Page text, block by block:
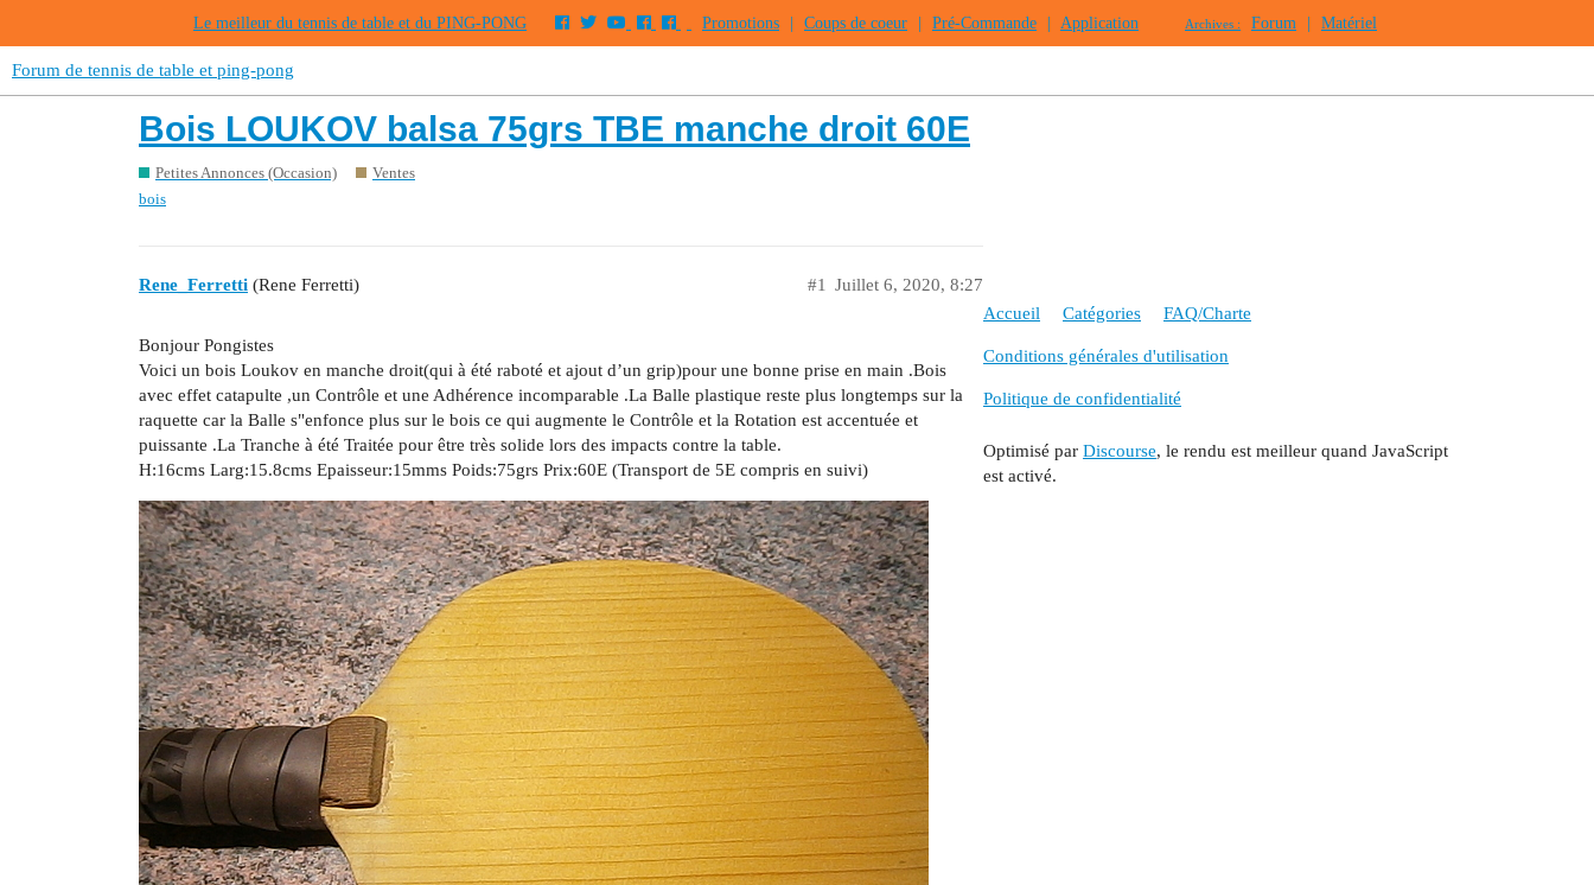
Le meilleur du tennis de table et du PING-PONG Promotions Coups de coeur Pré-Commande Application Archives : Forum Matériel
Forum de tennis de table et ping-pong
Bois LOUKOV balsa 75grs TBE manche droit 60E
Petites Annonces (Occasion)
Ventes
bois
Rene_Ferretti (Rene Ferretti) Juillet 6, 2020, 8:27
#1
Bonjour Pongistes
Voici un bois Loukov en manche droit(qui à été raboté et ajout d’un grip)pour une bonne prise en main .Bois
avec effet catapulte ,un Contrôle et une Adhérence incomparable .La Balle plastique reste plus longtemps sur la
raquette car la Balle s"enfonce plus sur le bois ce qui augmente le Contrôle et la Rotation est accentuée et
puissante .La Tranche à été Traitée pour être très solide lors des impacts contre la table.
H:16cms Larg:15.8cms Epaisseur:15mms Poids:75grs Prix:60E (Transport de 5E compris en suivi)
Accueil Catégories FAQ/Charte
Conditions générales d'utilisation
Politique de confidentialité
Optimisé par Discourse, le rendu est meilleur quand JavaScript
est activé.